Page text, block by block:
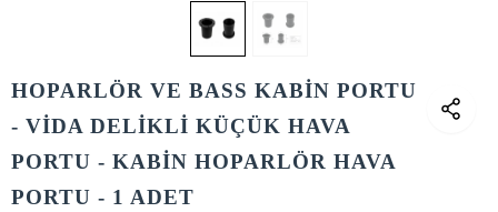
HOPARLÖR VE BASS KABİN PORTU
- VİDA DELİKLİ KÜÇÜK HAVA
PORTU - KABİN HOPARLÖR HAVA
PORTU - 1 ADET